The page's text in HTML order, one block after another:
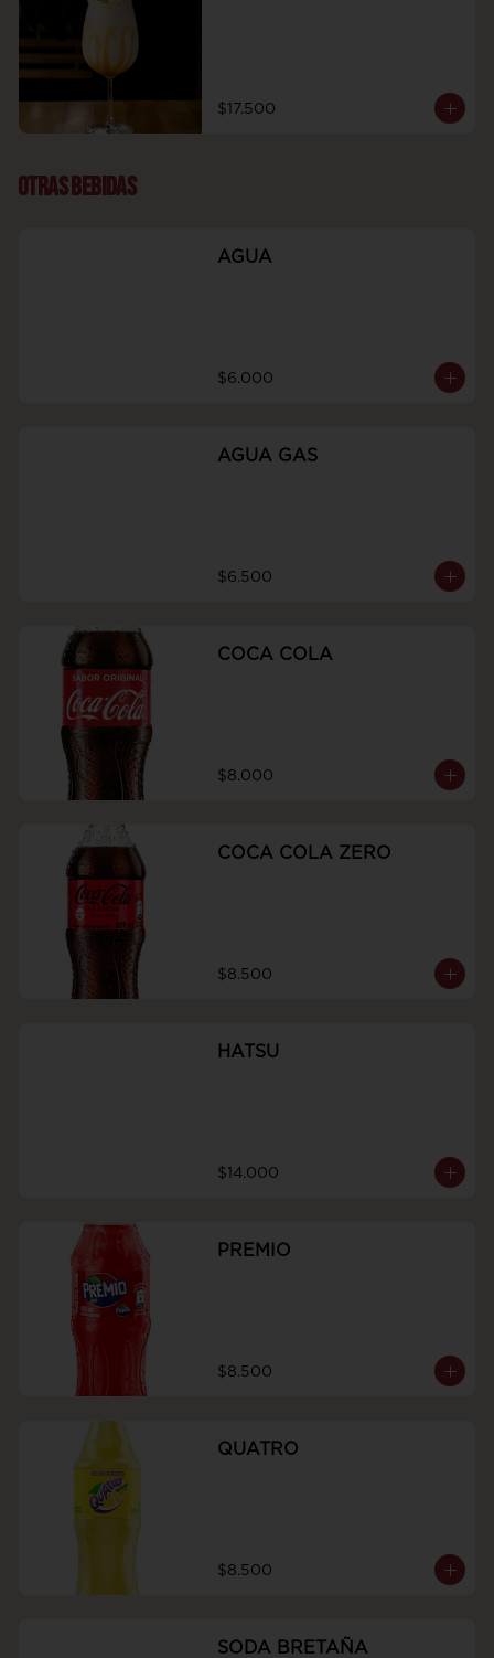
$17.500
OTRAS BEBIDAS
AGUA
$6.000
AGUA GAS
$6.500
COCA COLA
$8.000
COCA COLA ZERO
$8.500
HATSU
$14.000
PREMIO
$8.500
QUATRO
$8.500
SODA BRETAÑA